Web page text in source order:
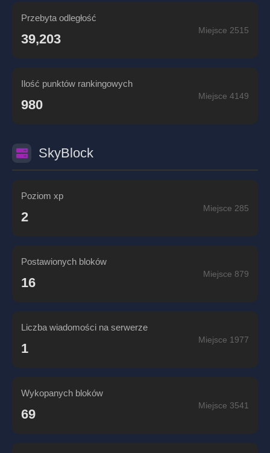
Przebyta odległość
39,203
Miejsce 2515
Ilość punktów rankingowych
980
Miejsce 4149
SkyBlock
Poziom xp
2
Miejsce 285
Postawionych bloków
16
Miejsce 879
Liczba wiadomości na serwerze
1
Miejsce 1977
Wykopanych bloków
69
Miejsce 3541